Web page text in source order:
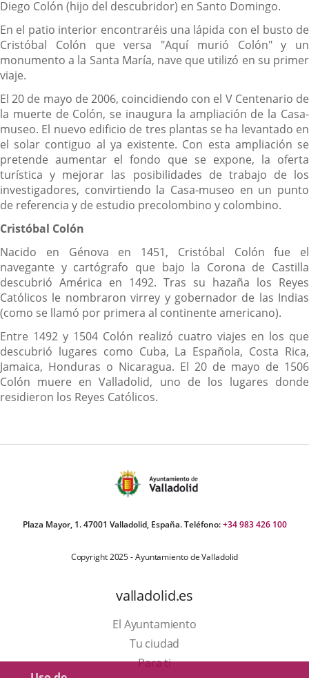
Diego Colón (hijo del descubridor) en Santo Domingo.
En el patio interior encontraréis una lápida con el busto de
Cristóbal Colón que versa "Aquí murió Colón" y un
monumento a la Santa María, nave que utilizó en su primer
viaje.
El 20 de mayo de 2006, coincidiendo con el V Centenario de
la muerte de Colón, se inaugura la ampliación de la Casa-
museo. El nuevo edificio de tres plantas se ha levantado en
el solar contiguo al ya existente. Con esta ampliación se
pretende aumentar el fondo que se expone, la oferta
turística y mejorar las posibilidades de trabajo de los
investigadores, convirtiendo la Casa-museo en un punto
de referencia y de estudio precolombino y colombino.
Cristóbal Colón
Nacido en Génova en 1451, Cristóbal Colón fue el
navegante y cartógrafo que bajo la Corona de Castilla
descubrió América en 1492. Tras su hazaña los Reyes
Católicos le nombraron virrey y gobernador de las Indias
(como se llamó por primera al continente americano).
Entre 1492 y 1504 Colón realizó cuatro viajes en los que
descubrió lugares como Cuba, La Española, Costa Rica,
Jamaica, Honduras o Nicaragua. El 20 de mayo de 1506
Colón muere en Valladolid, uno de los lugares donde
residieron los Reyes Católicos.
Plaza Mayor, 1. 47001 Valladolid, España. Teléfono:+34 983 426 100
Copyright 2025 - Ayuntamiento de Valladolid
valladolid.es
El Ayuntamiento
Tu ciudad
Para ti